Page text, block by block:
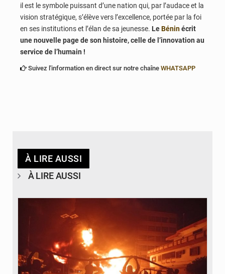
il est le symbole puissant d’une nation qui, par l’audace et la
vision stratégique, s’élève vers l’excellence, portée par la foi
en ses institutions et l’élan de sa jeunesse. LeBéninécrit
une nouvelle page de son histoire, celle de l’innovation au
service de l’humain !
Suivez l'information en direct sur notre chaîne WHATSAPP
À LIRE AUSSI
À LIRE AUSSI